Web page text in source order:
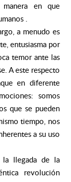
en que
.
a menudo es
entusiasma por
temor ante las
A este respecto
en diferente
somos
que se pueden
tiempo, nos
a su uso
la llegada de la
revolución